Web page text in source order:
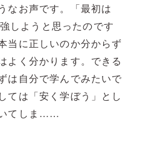
なお声です。「最初は
しようと思ったのです
当に正しいのか分からず
よく分かります。できる
は自分で学んでみたいで
ては「安く学ぼう」とし
てしま……